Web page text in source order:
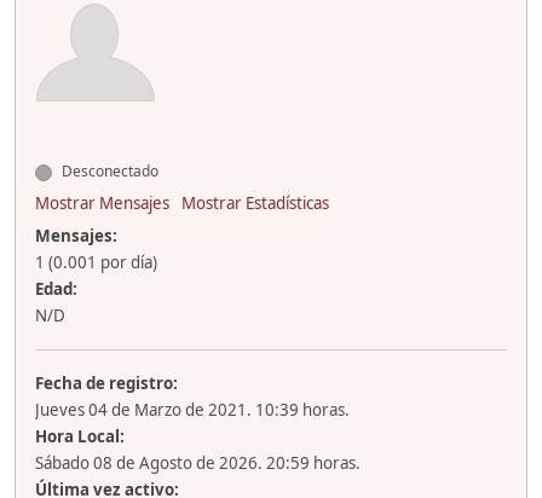
Desconectado
Mostrar Mensajes
Mostrar Estadísticas
Mensajes:
1 (0.001 por día)
Edad:
N/D
Fecha de registro:
Jueves 04 de Marzo de 2021. 10:39 horas.
Hora Local:
Sábado 08 de Agosto de 2026. 20:59 horas.
Última vez activo: